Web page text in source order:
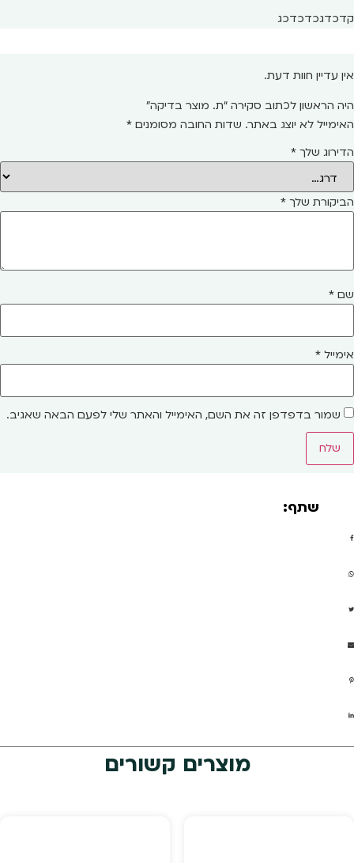
קדכדגכדכדכג
אין עדיין חוות דעת.
היה הראשון לכתוב סקירה “ת. מוצר בדיקה”
האימייל לא יוצג באתר. שדות החובה מסומנים *
הדירוג שלך *
הביקורת שלך *
שם *
אימייל *
שמור בדפדפן זה את השם, האימייל והאתר שלי לפעם הבאה שאגיב.
שתף:
מוצרים קשורים